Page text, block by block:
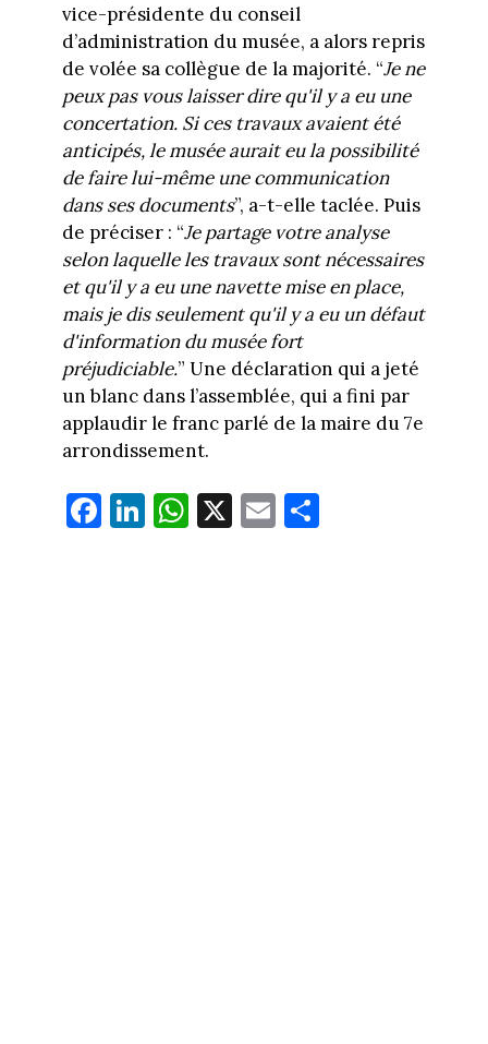
vice-présidente du conseil
d’administration du musée, a alors repris
de volée sa collègue de la majorité. “Je ne
peux pas vous laisser dire qu'il y a eu une
concertation. Si ces travaux avaient été
anticipés, le musée aurait eu la possibilité
de faire lui-même une communication
dans ses documents”, a-t-elle taclée. Puis
de préciser : “Je partage votre analyse
selon laquelle les travaux sont nécessaires
et qu'il y a eu une navette mise en place,
mais je dis seulement qu'il y a eu un défaut
d'information du musée fort
préjudiciable.” Une déclaration qui a jeté
un blanc dans l’assemblée, qui a fini par
applaudir le franc parlé de la maire du 7e
arrondissement.
Fa
ce
Li
nk
W
ha
X E
m
Pa